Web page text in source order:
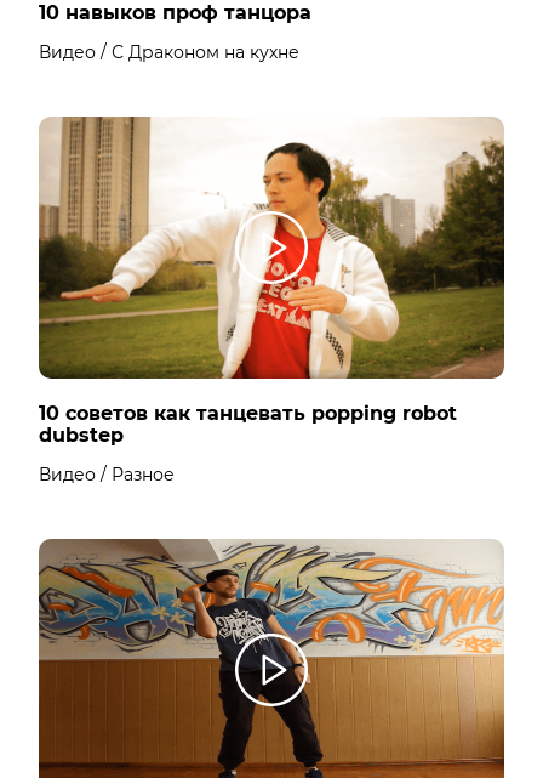
10 навыков проф танцора
Видео / С Драконом на кухне
10 советов как танцевать popping robot
dubstep
Видео / Разное